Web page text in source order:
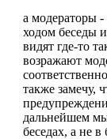
а модераторы
ходом беседы
видят где-то
возражают
также замечу,
дальнейшем
беседах, а не